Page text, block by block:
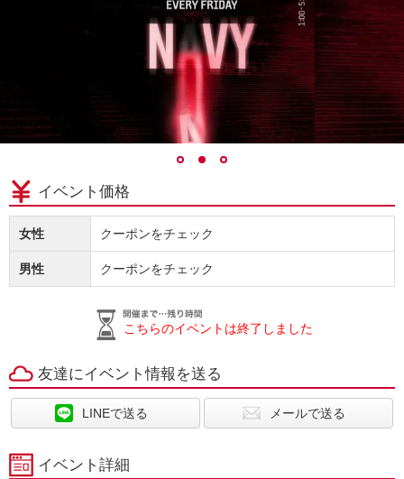
イベント価格
女性 クーポンをチェック
男性 クーポンをチェック
こちらのイベントは終了しました
友達にイベント情報を送る
LINEで送る メールで送る
イベント詳細